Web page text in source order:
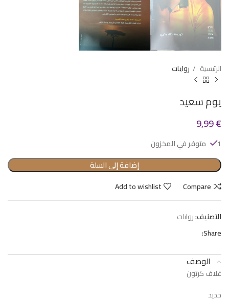
الرئيسية روايات
يوم سعيد
9,99€
1 متوفر في المخزون
إضافة إلى السلة
Compare
Add to wishlist
التصنيف:روايات
Share:
الوصف
غلاف كرتون
جديد